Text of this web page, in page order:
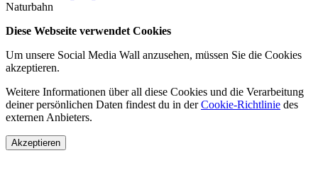
Naturbahn
Diese Webseite verwendet Cookies
Um unsere Social Media Wall anzusehen, müssen Sie die Cookies
akzeptieren.
Weitere Informationen über all diese Cookies und die Verarbeitung
deiner persönlichen Daten findest du in derCookie-Richtlinie des
externen Anbieters.
Akzeptieren